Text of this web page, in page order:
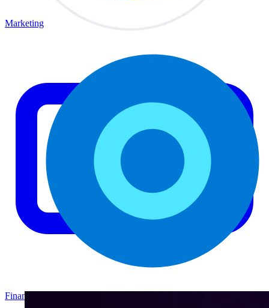
Marketing
Finance